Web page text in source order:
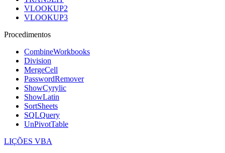
VLOOKUP2
VLOOKUP3
Procedimentos
CombineWorkbooks
Division
MergeCell
PasswordRemover
ShowCyrylic
ShowLatin
SortSheets
SQLQuery
UnPivotTable
LIÇÕES VBA